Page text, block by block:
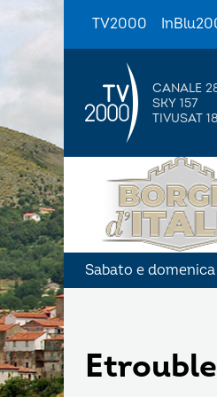
TV2000
CANALE
SKY 157
TIVUSAT 18
Sabato e domenica